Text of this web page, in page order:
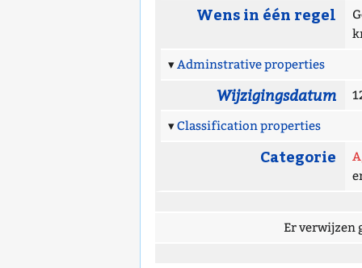
Wens in één regel
Adminstrative properties
Wijzigingsdatum
Classification properties
Categorie
Er verwijzen